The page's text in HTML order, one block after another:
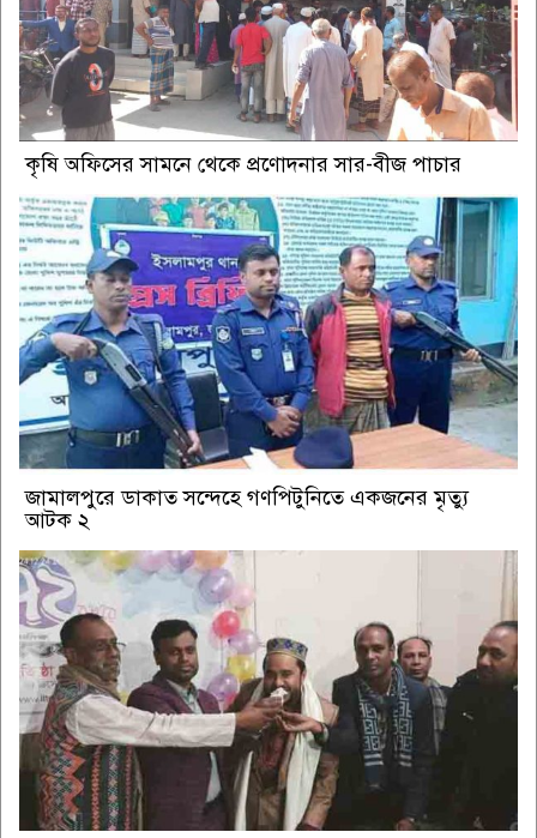
কৃষি অফিসের সামনে থেকে প্রণোদনার সার-বীজ পাচার
জামালপুরে ডাকাত সন্দেহে গণপিটুনিতে একজনের মৃত্যু
আটক ২